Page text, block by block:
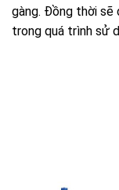
gàng. Đồng thời sẽ
trong quá trình sử